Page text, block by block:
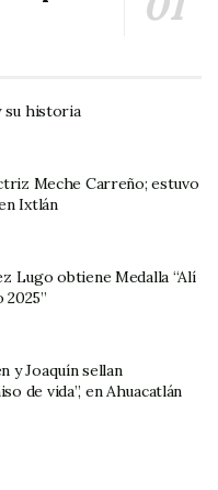
AMPLIARLAS:
su historia
Meche Carreño; estuvo
Ixtlán
Lugo obtiene Medalla “Alí
2025”
y Joaquín sellan
de vida”, en Ahuacatlán